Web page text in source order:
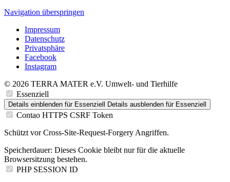
Navigation überspringen
Impressum
Datenschutz
Privatsphäre
Facebook
Instagram
© 2026 TERRA MATER e.V. Umwelt- und Tierhilfe
Essenziell
Details einblenden für Essenziell Details ausblenden für Essenziell
Contao HTTPS CSRF Token
Schützt vor Cross-Site-Request-Forgery Angriffen.
Speicherdauer: Dieses Cookie bleibt nur für die aktuelle
Browsersitzung bestehen.
PHP SESSION ID